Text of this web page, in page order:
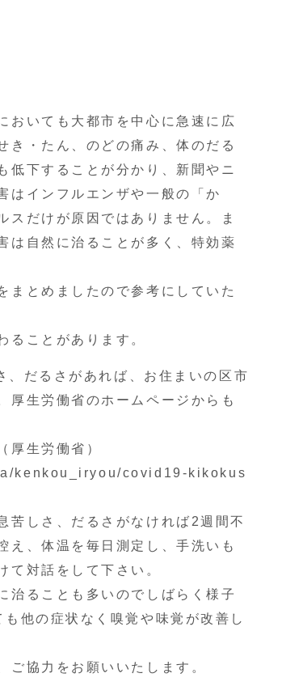
いても大都市を中心に急速に広
き・たん、のどの痛み、体のだる
低下することが分かり、新聞やニ
はインフルエンザや一般の「か
スだけが原因ではありません。ま
は自然に治ることが多く、特効薬
とめましたので参考にしていた
ことがあります。
だるさがあれば、お住まいの区市
厚生労働省のホームページからも
厚生労働省）
kenkou_iryou/covid19-kikokus
苦しさ、だるさがなければ2週間不
え、体温を毎日測定し、手洗いも
て対話をして下さい。
治ることも多いのでしばらく様子
他の症状なく嗅覚や味覚が改善し
ご協力をお願いいたします。